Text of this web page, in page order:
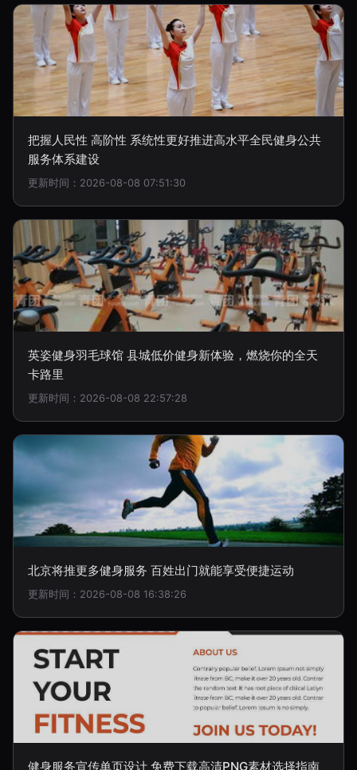
把握人民性 高阶性 系统性更好推进高水平全民健身公共
服务体系建设
更新时间：2026-08-08 07:51:30
英姿健身羽毛球馆 县城低价健身新体验，燃烧你的全天
卡路里
更新时间：2026-08-08 22:57:28
北京将推更多健身服务 百姓出门就能享受便捷运动
更新时间：2026-08-08 16:38:26
健身服务宣传单页设计 免费下载高清PNG素材选择指南